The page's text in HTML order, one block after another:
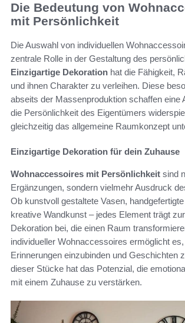
Die Bedeutung von
mit Persönlichkeit
Die Auswahl von individuellen
zentrale Rolle in der Gestaltung des
Einzigartige Dekoration hat die Fähigkeit,
und ihnen Charakter zu verleihen. Diese
abseits der Massenproduktion schaffen eine
die Persönlichkeit des Eigentümers
gleichzeitig das allgemeine Raumkonzept
Einzigartige Dekoration für dein Zuhause
Wohnaccessoires mit Persönlichkeit sind
Ergänzungen, sondern vielmehr Ausdruck
Ob kunstvoll gestaltete Vasen,
kreative Wandkunst – jedes Element trägt
Dekoration bei, die einen Raum
individueller Wohnaccessoires ermöglicht
Erinnerungen einzubinden und Geschichten
dieser Stücke hat das Potenzial, die
mit einem Zuhause zu verstärken.